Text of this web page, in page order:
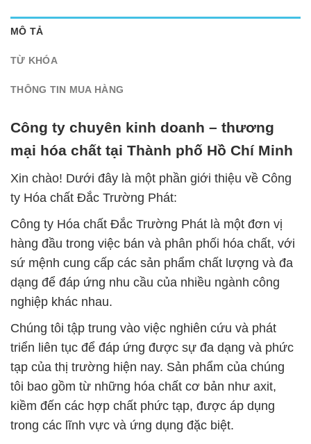
MÔ TẢ
TỪ KHÓA
THÔNG TIN MUA HÀNG
Công ty chuyên kinh doanh – thương
mại hóa chất tại Thành phố Hồ Chí Minh
Xin chào! Dưới đây là một phần giới thiệu về Công
ty Hóa chất Đắc Trường Phát:
Công ty Hóa chất Đắc Trường Phát là một đơn vị
hàng đầu trong việc bán và phân phối hóa chất, với
sứ mệnh cung cấp các sản phẩm chất lượng và đa
dạng để đáp ứng nhu cầu của nhiều ngành công
nghiệp khác nhau.
Chúng tôi tập trung vào việc nghiên cứu và phát
triển liên tục để đáp ứng được sự đa dạng và phức
tạp của thị trường hiện nay. Sản phẩm của chúng
tôi bao gồm từ những hóa chất cơ bản như axit,
kiềm đến các hợp chất phức tạp, được áp dụng
trong các lĩnh vực và ứng dụng đặc biệt.